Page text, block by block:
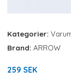
Kategorier:
Brand: ARROW
259 SEK